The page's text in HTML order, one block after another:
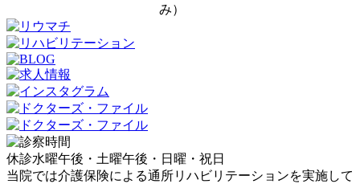
み）
休診水曜午後・土曜午後・日曜・祝日
当院では介護保険による通所リハビリテーションを実施して